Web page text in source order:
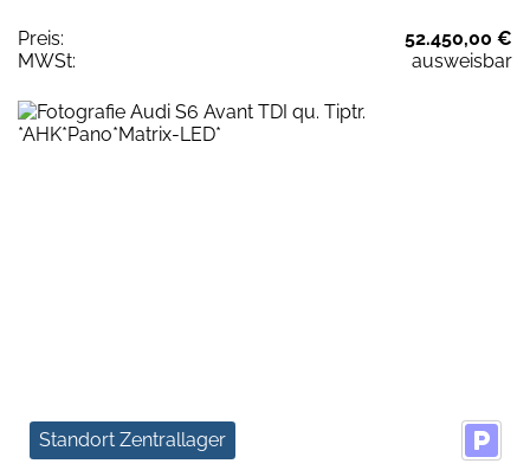
Preis:
52.450,00 €
MWSt:
ausweisbar
Standort Zentrallager